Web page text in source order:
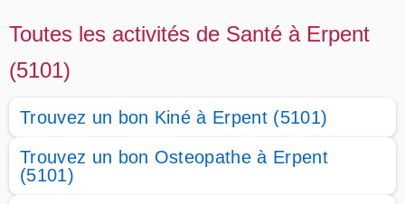
Toutes les activités de Santé à Erpent
(5101)
Trouvez un bon Kiné à Erpent (5101)
Trouvez un bon Osteopathe à Erpent
(5101)